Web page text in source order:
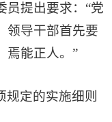
员提出要求：“党
领导干部首先要
焉能正人。”
规定的实施细则